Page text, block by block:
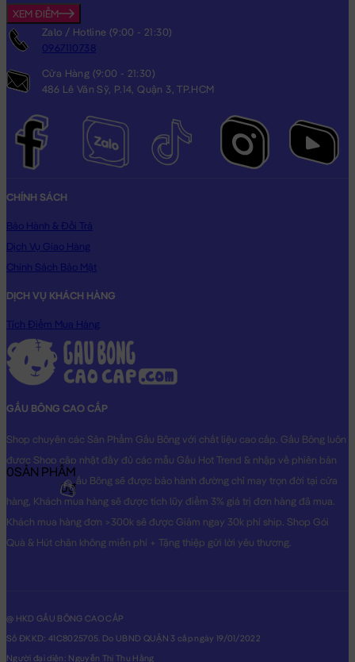
XEM ĐIỂM
Zalo / Hotline (9:00 - 21:30)
0967110738
Cửa Hàng (9:00 - 21:30)
486 Lê Văn Sỹ, P.14, Quận 3, TP.HCM
CHÍNH SÁCH
Bảo Hành & Đổi Trả
Dịch Vụ Giao Hàng
Chính Sách Bảo Mật
DỊCH VỤ KHÁCH HÀNG
Tích Điểm Mua Hàng
GẤU BÔNG CAO CẤP
Shop chuyên các Sản Phẩm Gấu Bông với chất liệu cao cấp. Gấu Bông luôn
được Shop cập nhật đầy đủ các mẫu Gấu Hot Trend & nhập về phiên bản
Original nhất. Gấu Bông sẽ được bảo hành đường chỉ may trọn đời tại cửa
hàng, Khách mua hàng sẽ được tích lũy điểm 3% giá trị đơn hàng đã mua.
Khách mua hàng đơn >300k sẽ được Giảm ngay 30k phí ship. Shop Gói
Quà & Hút chân không miễn phí + Tặng thiệp gửi lời yêu thương.
@ HKD GẤU BÔNG CAO CẤP
Số ĐKKD: 41C8025705. Do UBND QUẬN 3 cấp ngày 19/01/2022
Người đại diện: Nguyễn Thị Thu Hằng
0SẢN PHẨM
0₫